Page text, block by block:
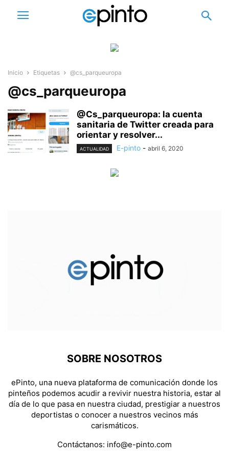
Inicio Etiquetas @cs_parqueuropa
@cs_parqueuropa
@Cs_parqueuropa: la cuenta
sanitaria de Twitter creada para
orientar y resolver...
ACTUALIDAD E-pinto - abril 6, 2020
SOBRE NOSOTROS
ePinto, una nueva plataforma de comunicación donde los
pinteños podemos acudir a revivir nuestra historia, estar al
día de lo que pasa en nuestra ciudad, prestigiar a nuestros
deportistas o conocer a nuestros vecinos más
carismáticos.
Contáctanos: info@e-pinto.com